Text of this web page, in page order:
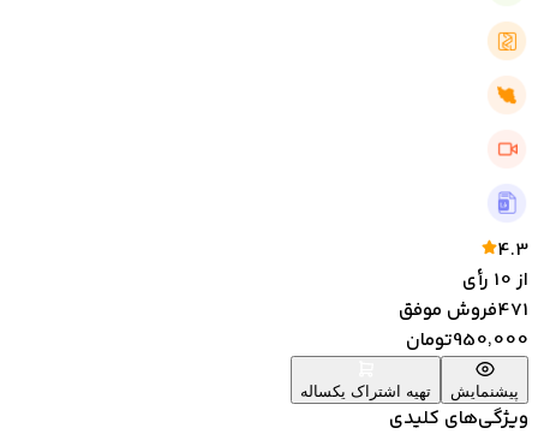
4.3
از 10 رأی
471فروش موفق
950٬000تومان
پیشنمایش تهیه اشتراک یکساله
ویژگی‌های کلیدی